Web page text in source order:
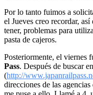
Por lo tanto fuimos a
el Jueves creo recordar,
tener, problemas para
pasta de cajeros.
Posteriormente, el viernes
Pass. Después de buscar
(http://
direcciones de las